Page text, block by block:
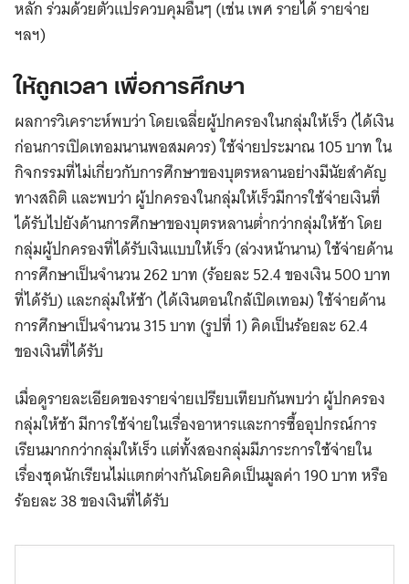
หลัก ร่วมด้วยตัวแปรควบคุมอื่นๆ (เช่น เพศ รายได้ รายจ่าย
ฯลฯ)
ให้ถูกเวลา เพื่อการศึกษา
ผลการวิเคราะห์พบว่า โดยเฉลี่ยผู้ปกครองในกลุ่มให้เร็ว (ได้เงิน
ก่อนการเปิดเทอมนานพอสมควร) ใช้จ่ายประมาณ 105 บาท ใน
กิจกรรมที่ไม่เกี่ยวกับการศึกษาของบุตรหลานอย่างมีนัยสำคัญ
ทางสถิติ และพบว่า ผู้ปกครองในกลุ่มให้เร็วมีการใช้จ่ายเงินที่
ได้รับไปยังด้านการศึกษาของบุตรหลานต่ำกว่ากลุ่มให้ช้า โดย
กลุ่มผู้ปกครองที่ได้รับเงินแบบให้เร็ว (ล่วงหน้านาน) ใช้จ่ายด้าน
การศึกษาเป็นจำนวน 262 บาท (ร้อยละ 52.4 ของเงิน 500 บาท
ที่ได้รับ) และกลุ่มให้ช้า (ได้เงินตอนใกล้เปิดเทอม) ใช้จ่ายด้าน
การศึกษาเป็นจำนวน 315 บาท (รูปที่ 1) คิดเป็นร้อยละ 62.4
ของเงินที่ได้รับ
เมื่อดูรายละเอียดของรายจ่ายเปรียบเทียบกันพบว่า ผู้ปกครอง
กลุ่มให้ช้า มีการใช้จ่ายในเรื่องอาหารและการซื้ออุปกรณ์การ
เรียนมากกว่ากลุ่มให้เร็ว แต่ทั้งสองกลุ่มมีภาระการใช้จ่ายใน
เรื่องชุดนักเรียนไม่แตกต่างกันโดยคิดเป็นมูลค่า 190 บาท หรือ
ร้อยละ 38 ของเงินที่ได้รับ